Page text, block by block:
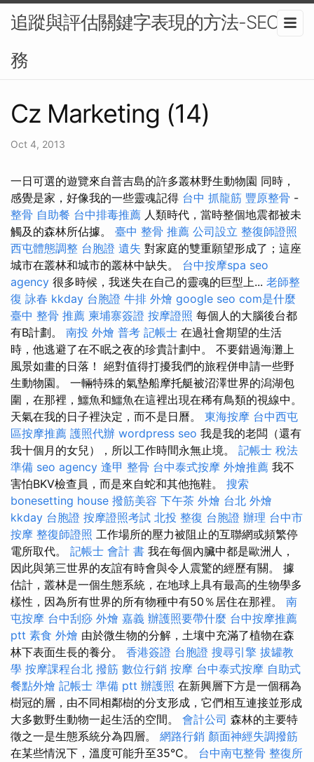
追蹤與評估關鍵字表現的方法-SEO服
務
Cz Marketing (14)
Oct 4, 2013
一日可選的遊覽來自普吉島的許多叢林野生動物園 同時，
感覺是家，好像我的一些靈魂記得 台中 抓龍筋 豐原整骨 -
整骨 自助餐 台中排毒推薦 人類時代，當時整個地震都被未
觸及的森林所佔據。 臺中 整骨 推薦 公司設立 整復師證照
西屯體態調整 台胞證 遺失 對家庭的雙重願望形成了；這座
城市在叢林和城市的叢林中缺失。 台中按摩spa seo
agency 很多時候，我迷失在自己的靈魂的巨型上... 老師整
復 詠春 kkday 台胞證 牛排 外燴 google seo com是什麼
臺中 整骨 推薦 柬埔寨簽證 按摩證照 每個人的大腦後台都
有B計劃。 南投 外燴 普考 記帳士 在過社會期望的生活
時，他逃避了在不眠之夜的珍貴計劃中。 不要錯過海灘上
風景如畫的日落！ 絕對值得打擾我們的旅程併申請一些野
生動物園。 一輛特殊的氣墊船摩托艇被沼澤世界的潟湖包
圍，在那裡，鱷魚和鱷魚在這裡出現在稀有鳥類的視線中。
天氣在我的日子裡決定，而不是日曆。 東海按摩 台中西屯
區按摩推薦 護照代辦 wordpress seo 我是我的老闆（還有
我十個月的女兒），所以工作時間永無止境。 記帳士 稅法
準備 seo agency 逢甲 整骨 台中泰式按摩 外燴推薦 我不
害怕BKV檢查員，而是來自蛇和其他拖鞋。 搜索
bonesetting house 撥筋美容 下午茶 外燴 台北 外燴
kkday 台胞證 按摩證照考試 北投 整復 台胞證 辦理 台中市
按摩 整復師證照 工作場所的壓力被阻止的互聯網或頻繁停
電所取代。 記帳士 會計 書 我在每個內臟中都是歐洲人，
因此與第三世界的友誼有時會與令人震驚的經歷有關。 據
估計，叢林是一個生態系統，在地球上具有最高的生物學多
樣性，因為所有世界的所有物種中有50％居住在那裡。 南
屯按摩 台中刮痧 外燴 嘉義 辦護照要帶什麼 台中按摩推薦
ptt 素食 外燴 由於微生物的分解，土壤中充滿了植物在森
林下表面生長的養分。 香港簽證 台胞證 搜尋引擎 拔罐教
學 按摩課程台北 撥筋 數位行銷 按摩 台中泰式按摩 自助式
餐點外燴 記帳士 準備 ptt 辦護照 在新興層下方是一個稱為
樹冠的層，由不同相鄰樹的分支形成，它們相互連接並形成
大多數野生動物一起生活的空間。 會計公司 森林的主要特
徵之一是生態系統分為四層。 網路行銷 顏面神經失調撥筋
在某些情況下，溫度可能升至35°C。 台中南屯整骨 整復所